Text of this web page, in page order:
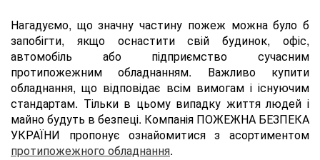
Нагадуємо, що значну частину пожеж можна було б
запобігти, якщо оснастити свій будинок, офіс,
автомобіль або підприємство сучасним
протипожежним обладнанням. Важливо купити
обладнання, що відповідає всім вимогам і існуючим
стандартам. Тільки в цьому випадку життя людей і
майно будуть в безпеці. Компанія ПОЖЕЖНА БЕЗПЕКА
УКРАЇНИ пропонує ознайомитися з асортиментом
протипожежного обладнання.